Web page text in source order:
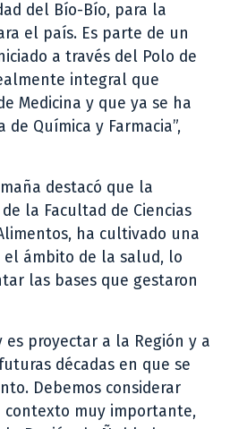
del Bío-Bío, para la
el país. Es parte de un
a través del Polo de
integral que
Medicina y que ya se ha
Química y Farmacia”,
destacó que la
la Facultad de Ciencias
ha cultivado una
ámbito de la salud, lo
las bases que gestaron
es proyectar a la Región y a
décadas en que se
Debemos considerar
contexto muy importante,